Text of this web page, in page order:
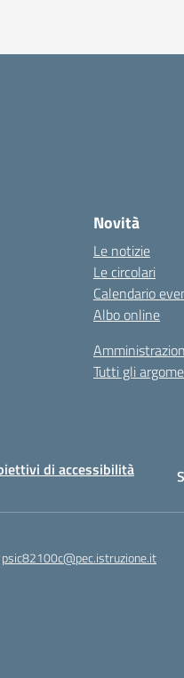
Novità
Le notizie
Le circolari
Calendario
Albo online
Tutti gli
di accessibilità
psic82100c@pec.istruzione.it